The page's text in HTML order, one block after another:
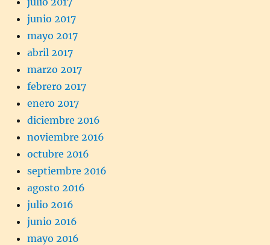
junio 2017
mayo 2017
abril 2017
marzo 2017
febrero 2017
enero 2017
diciembre 2016
noviembre 2016
octubre 2016
septiembre 2016
agosto 2016
julio 2016
junio 2016
mayo 2016